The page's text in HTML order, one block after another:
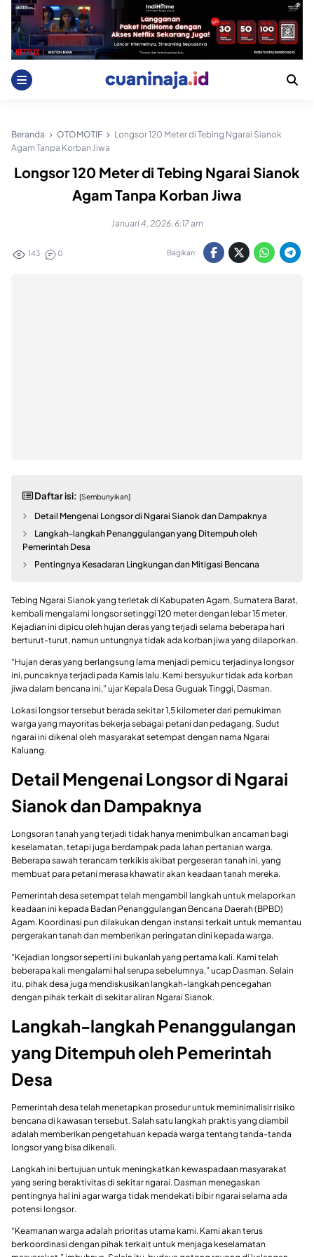
Skip
content
Beranda OTOMOTIF
Longsor 120 Meter di Tebing Ngarai Sianok
Agam Tanpa Korban Jiwa
Longsor 120 Meter di Tebing Ngarai Sianok
Agam Tanpa Korban Jiwa
Januari 4, 2026, 6:17 am
143 0 Bagikan:
Daftar isi: [Sembunyikan]
Detail Mengenai Longsor di Ngarai Sianok dan Dampaknya
Langkah-langkah Penanggulangan yang Ditempuh oleh
Pemerintah Desa
Pentingnya Kesadaran Lingkungan dan Mitigasi Bencana
Tebing Ngarai Sianok yang terletak di Kabupaten Agam, Sumatera Barat,
kembali mengalami longsor setinggi 120 meter dengan lebar 15 meter.
Kejadian ini dipicu oleh hujan deras yang terjadi selama beberapa hari
berturut-turut, namun untungnya tidak ada korban jiwa yang dilaporkan.
“Hujan deras yang berlangsung lama menjadi pemicu terjadinya longsor
ini, puncaknya terjadi pada Kamis lalu. Kami bersyukur tidak ada korban
jiwa dalam bencana ini,” ujar Kepala Desa Guguak Tinggi, Dasman.
Lokasi longsor tersebut berada sekitar 1,5 kilometer dari pemukiman
warga yang mayoritas bekerja sebagai petani dan pedagang. Sudut
ngarai ini dikenal oleh masyarakat setempat dengan nama Ngarai
Kaluang.
Detail Mengenai Longsor di Ngarai
Sianok dan Dampaknya
Longsoran tanah yang terjadi tidak hanya menimbulkan ancaman bagi
keselamatan, tetapi juga berdampak pada lahan pertanian warga.
Beberapa sawah terancam terkikis akibat pergeseran tanah ini, yang
membuat para petani merasa khawatir akan keadaan tanah mereka.
Pemerintah desa setempat telah mengambil langkah untuk melaporkan
keadaan ini kepada Badan Penanggulangan Bencana Daerah (BPBD)
Agam. Koordinasi pun dilakukan dengan instansi terkait untuk memantau
pergerakan tanah dan memberikan peringatan dini kepada warga.
“Kejadian longsor seperti ini bukanlah yang pertama kali. Kami telah
beberapa kali mengalami hal serupa sebelumnya,” ucap Dasman. Selain
itu, pihak desa juga mendiskusikan langkah-langkah pencegahan
dengan pihak terkait di sekitar aliran Ngarai Sianok.
Langkah-langkah Penanggulangan
yang Ditempuh oleh Pemerintah
Desa
Pemerintah desa telah menetapkan prosedur untuk meminimalisir risiko
bencana di kawasan tersebut. Salah satu langkah praktis yang diambil
adalah memberikan pengetahuan kepada warga tentang tanda-tanda
longsor yang bisa dikenali.
Langkah ini bertujuan untuk meningkatkan kewaspadaan masyarakat
yang sering beraktivitas di sekitar ngarai. Dasman menegaskan
pentingnya hal ini agar warga tidak mendekati bibir ngarai selama ada
potensi longsor.
“Keamanan warga adalah prioritas utama kami. Kami akan terus
berkoordinasi dengan pihak terkait untuk menjaga keselamatan